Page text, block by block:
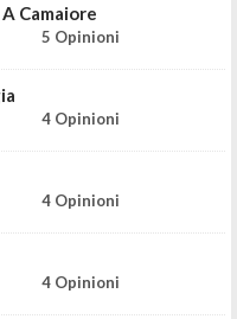
Camaiore
5 Opinioni
4 Opinioni
4 Opinioni
4 Opinioni